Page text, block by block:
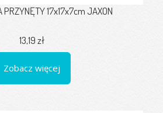
PRZYNĘTY 17x17x7cm JAXON
13,19 zł
Zobacz więcej